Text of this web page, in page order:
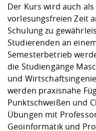
Der Kurs wird auch
vorlesungsfreien Zeit
Schulung zu
Studierenden an
Semesterbetrieb
die Studiengänge
und
werden praxisnahe
Punktschweißen und
Übungen mit
Geoinformatik und